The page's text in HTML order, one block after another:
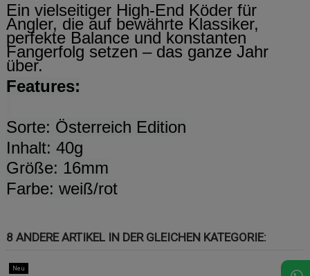
Ein vielseitiger High-End Köder für
Angler, die auf bewährte Klassiker,
perfekte Balance und konstanten
Fangerfolg setzen – das ganze Jahr
über.
Features:
Sorte: Österreich Edition
Inhalt: 40g
Größe: 16mm
Farbe: weiß/rot
8 ANDERE ARTIKEL IN DER GLEICHEN KATEGORIE:
Neu